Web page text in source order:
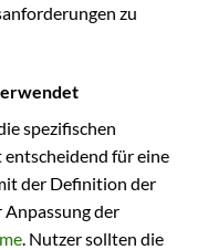
zu
spezifischen
für eine
der Definition der
der
. Nutzer sollten die